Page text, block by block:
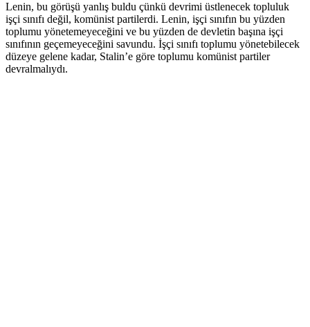
Lenin, bu görüşü yanlış buldu çünkü devrimi üstlenecek topluluk
işçi sınıfı değil, komünist partilerdi. Lenin, işçi sınıfın bu yüzden
toplumu yönetemeyeceğini ve bu yüzden de devletin başına işçi
sınıfının geçemeyeceğini savundu. İşçi sınıfı toplumu yönetebilecek
düzeye gelene kadar, Stalin’e göre toplumu komünist partiler
devralmalıydı.